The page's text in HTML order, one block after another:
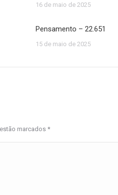
16 de maio de 2025
Pensamento – 22.651
15 de maio de 2025
marcados *